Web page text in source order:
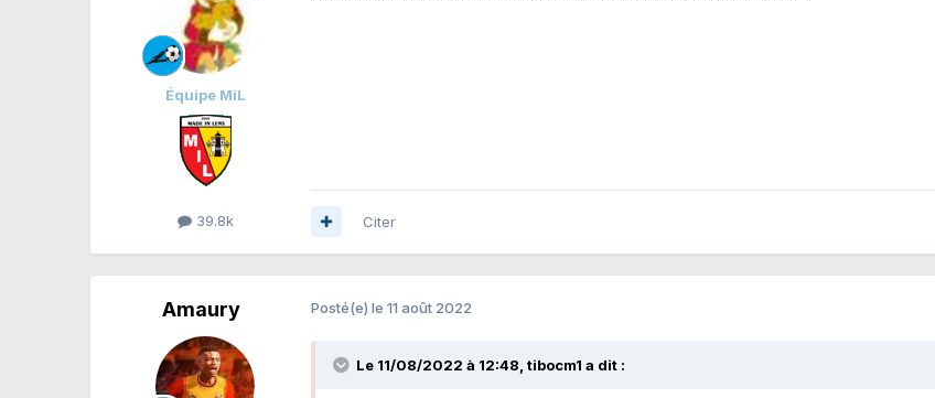
Équipe MiL
39.8k Citer
Amaury Posté(e)le 11 août 2022
Le 11/08/2022 à 12:48,tibocm1 a dit :